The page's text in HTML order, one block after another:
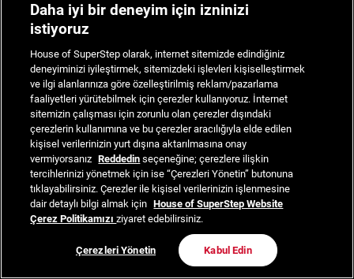
Daha iyi bir deneyim için izninizi
istiyoruz
House of SuperStep olarak, internet sitemizde edindiğiniz
deneyiminizi iyileştirmek, sitemizdeki işlevleri kişiselleştirmek
ve ilgi alanlarınıza göre özelleştirilmiş reklam/pazarlama
faaliyetleri yürütebilmek için çerezler kullanıyoruz. İnternet
sitemizin çalışması için zorunlu olan çerezler dışındaki
çerezlerin kullanımına ve bu çerezler aracılığıyla elde edilen
kişisel verilerinizin yurt dışına aktarılmasına onay
vermiyorsanız Reddedin seçeneğine; çerezlere ilişkin
tercihlerinizi yönetmek için ise “Çerezleri Yönetin” butonuna
tıklayabilirsiniz. Çerezler ile kişisel verilerinizin işlenmesine
dair detaylı bilgi almak için House of SuperStep Website
Çerez Politikamızıziyaret edebilirsiniz.
Çerezleri Yönetin Kabul Edin